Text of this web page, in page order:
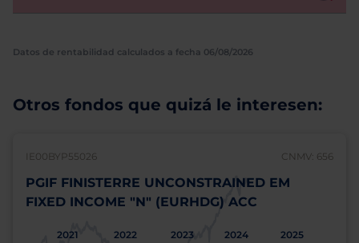
Datos de rentabilidad calculados a fecha 06/08/2026
Otros fondos que quizá le interesen:
IE00BYP55026 CNMV: 656
PGIF FINISTERRE UNCONSTRAINED EM
FIXED INCOME "N" (EURHDG) ACC
2021 2022 2023 2024 2025